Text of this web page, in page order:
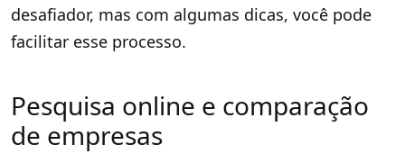
desafiador, mas com algumas dicas, você pode
facilitar esse processo.
Pesquisa online e comparação
de empresas